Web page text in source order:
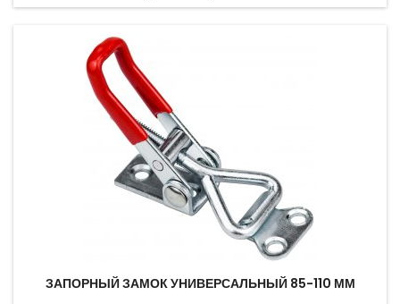
ЗАПОРНЫЙ ЗАМОК УНИВЕРСАЛЬНЫЙ 85-110 ММ